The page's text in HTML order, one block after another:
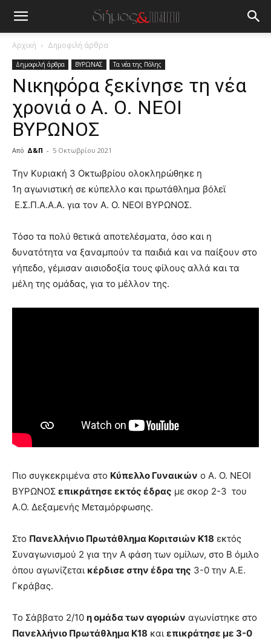
Αρχική Δημοφιλή άρθρα
Δημοφιλή άρθρα ΒΥΡΩΝΑΣ Τα νέα της Πόλης
Νικηφόρα ξεκίνησε τη νέα
χρονιά ο Α. Ο. ΝΕΟΙ
ΒΥΡΩΝΟΣ
Από Δ&Π - 5 Οκτωβρίου 2021
blonde
lesbians
very
hot
show. desi
xxx
lyons
teaches
Την Κυριακή 3 Οκτωβρίου ολοκληρώθηκε η
1η αγωνιστική σε κύπελλο και πρωτάθλημα βόλεϊ
Ε.Σ.Π.Α.Α.Α. για τον Α. Ο. ΝΕΟΙ ΒΥΡΩΝΟΣ.
Τόσο τα πολύ θετικά αποτελέσματα, όσο και η
δυνατότητα να ξαναμπούν τα παιδιά και να παίξουν στο
γήπεδο, γέμισαν αισιοδοξία τους φίλους αλλά και τα
μέλη της ομάδας, για το μέλλον της.
Πιο συγκεκριμένα στο Κύπελλο Γυναικών ο Α. Ο. ΝΕΟΙ
ΒΥΡΩΝΟΣ επικράτησε εκτός έδρας με σκορ 2-3 του
Α.Ο. Δεξαμενής Μεταμόρφωσης.
Στο Πανελλήνιο Πρωτάθλημα Κοριτσιών Κ18 εκτός
Συναγωνισμού 2 για την Α φάση των ομίλων, στο Β όμιλο
όπου αγωνίζεται κέρδισε στην έδρα της 3-0 την Α.Ε.
Γκράβας.
Το Σάββατο 2/10 η ομάδα των αγοριών αγωνίστηκε στο
Πανελλήνιο Πρωτάθλημα Κ18 και επικράτησε με 3-0